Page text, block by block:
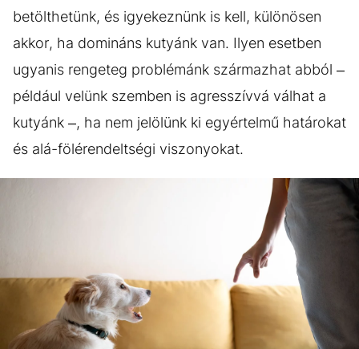
betölthetünk, és igyekeznünk is kell, különösen
akkor, ha domináns kutyánk van. Ilyen esetben
ugyanis rengeteg problémánk származhat abból –
például velünk szemben is agresszívvá válhat a
kutyánk –, ha nem jelölünk ki egyértelmű határokat
és alá-fölérendeltségi viszonyokat.